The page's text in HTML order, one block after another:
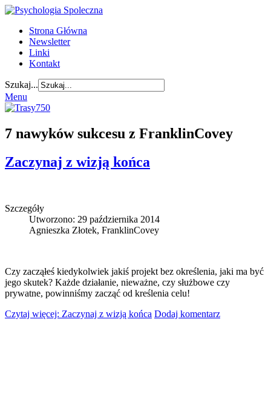
Strona Główna
Newsletter
Linki
Kontakt
Szukaj...
Menu
7 nawyków sukcesu z FranklinCovey
Zaczynaj z wizją końca
Szczegóły
Utworzono: 29 października 2014
Agnieszka Złotek, FranklinCovey
Czy zacząłeś kiedykolwiek jakiś projekt bez określenia, jaki ma być
jego skutek? Każde działanie, nieważne, czy służbowe czy
prywatne, powinniśmy zacząć od kreślenia celu!
Czytaj więcej: Zaczynaj z wizją końca Dodaj komentarz